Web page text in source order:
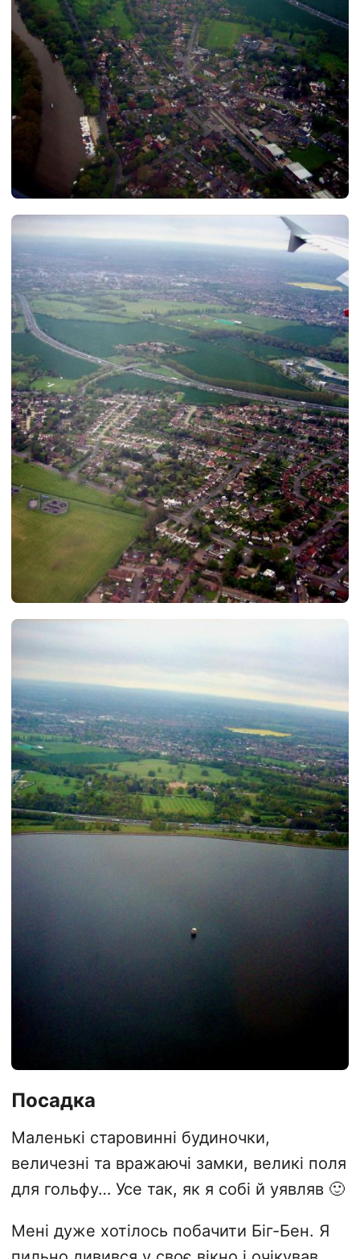
Посадка
Маленькі старовинні будиночки,
величезні та вражаючі замки, великі поля
для гольфу… Усе так, як я собі й уявляв 🙂
Мені дуже хотілось побачити Біг-Бен. Я